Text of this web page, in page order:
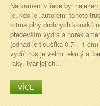
Na kameni v řece byl
je, kdo je „autorem“ tohoto
o trus plný drobných kousků
především vydra a norek
(odhad je tloušťka 0,7 – 1
vydří trus je velmi tekutý a
raky, tvar jejich...
VÍCE